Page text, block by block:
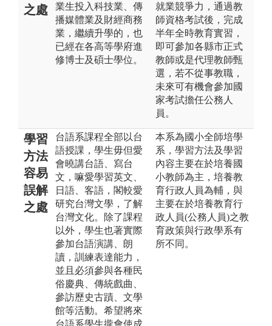
之處
業生投入科技業、傳
播媒體業及財經商務
業，繼續升學的，也
已經在各高等學府進
修博士及碩士學位。
就業競爭力，通過教
師資格考試後，完成
半年全時教育實習，
即可參加各縣市正式
教師或是代理教師甄
選，若不從事教職，
未來可有機會參加國
家考試擔任公務人
員。
學習
方法
容易
誤解
之處
台語系課程全部以台
語授課，學生毋但愛
會曉講台語、寫台
文，嘛愛學習英文、
日語、客語，閣較愛
研究台灣文學，了解
台灣文化。除了課程
以外，學生也著實際
參加台語演講、朗
讀，訓練表達能力，
並且必須參與各種民
俗慶典、傳統戲曲、
參訪歷史古蹟、文學
館等活動。希望將來
台語系學生攏會使成
本系為國小全師培學
系，學習方法及學習
內容主要在於培養國
小教師為主，培養教
育行政人員為輔，與
主要在於培養教育行
政人員(公務人員)之教
育政策與行政學系有
所不同。